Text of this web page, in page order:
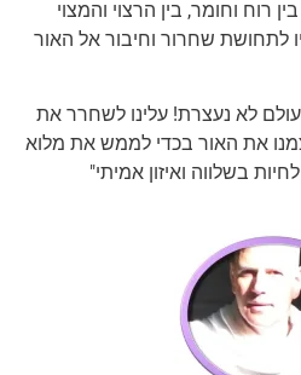
רוח וחומר, בין הרצוי והמצוי
לתחושת שחרור וחיבור אל האור
לא נעצרת! עלינו לשחרר את
את האור בכדי לממש את מלוא
בשלווה ואיזון אמיתי"